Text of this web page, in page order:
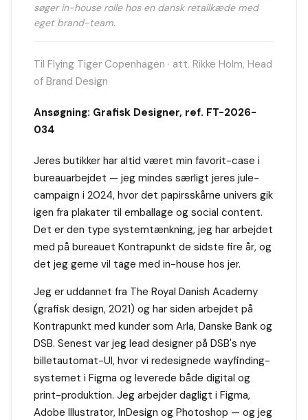
søger in-house rolle hos en dansk retailkæde med
eget brand-team.
Til Flying Tiger Copenhagen · att. Rikke Holm, Head
of Brand Design
Ansøgning: Grafisk Designer, ref. FT-2026-
034
Jeres butikker har altid været min favorit-case i
bureauarbejdet — jeg mindes særligt jeres jule-
campaign i 2024, hvor det papirsskårne univers gik
igen fra plakater til emballage og social content.
Det er den type systemtænkning, jeg har arbejdet
med på bureauet Kontrapunkt de sidste fire år, og
det jeg gerne vil tage med in-house hos jer.
Jeg er uddannet fra The Royal Danish Academy
(grafisk design, 2021) og har siden arbejdet på
Kontrapunkt med kunder som Arla, Danske Bank og
DSB. Senest var jeg lead designer på DSB's nye
billetautomat-UI, hvor vi redesignede wayfinding-
systemet i Figma og leverede både digital og
print-produktion. Jeg arbejder dagligt i Figma,
Adobe Illustrator, InDesign og Photoshop — og jeg